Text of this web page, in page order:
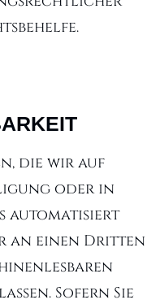
die wir auf
oder in
automatisiert
an einen Dritten
Sofern Sie